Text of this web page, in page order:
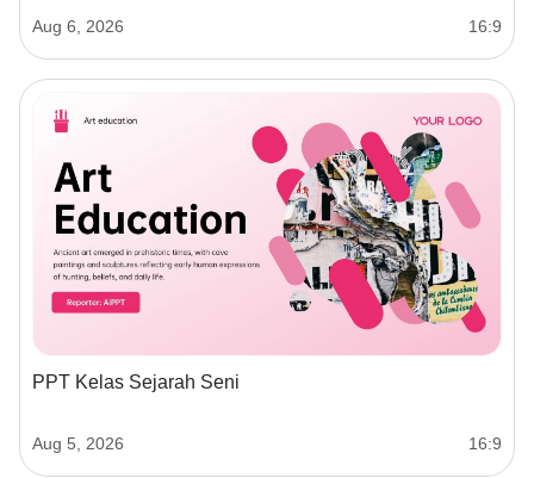
Aug 6, 2026 16:9
PPT Kelas Sejarah Seni
Aug 5, 2026 16:9